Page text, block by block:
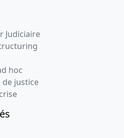
Judiciaire
hoc
de justice